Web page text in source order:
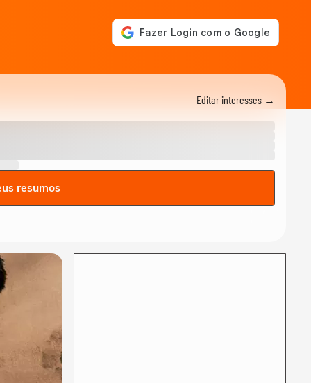
Editar interesses →
resumos